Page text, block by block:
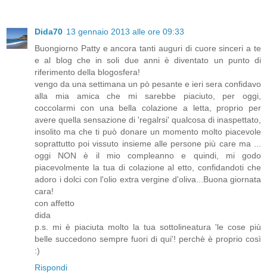
Dida70 13 gennaio 2013 alle ore 09:33
Buongiorno Patty e ancora tanti auguri di cuore sinceri a te
e al blog che in soli due anni è diventato un punto di
riferimento della blogosfera!
vengo da una settimana un pò pesante e ieri sera confidavo
alla mia amica che mi sarebbe piaciuto, per oggi,
coccolarmi con una bella colazione a letta, proprio per
avere quella sensazione di 'regalrsi' qualcosa di inaspettato,
insolito ma che ti può donare un momento molto piacevole
soprattutto poi vissuto insieme alle persone più care ma ...
oggi NON è il mio compleanno e quindi, mi godo
piacevolmente la tua di colazione al etto, confidandoti che
adoro i dolci con l'olio extra vergine d'oliva...Buona giornata
cara!
con affetto
dida
p.s. mi è piaciuta molto la tua sottolineatura 'le cose più
belle succedono sempre fuori di qui'! perchè è proprio così
:)
Rispondi